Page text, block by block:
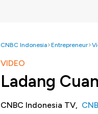
CNBC Indonesia Entrepreneur
VIDEO
Ladang
CNBC Indonesia TV,